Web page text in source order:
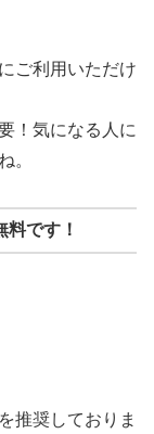
ご利用いただけ
！気になる人に
。
です！
推奨しておりま